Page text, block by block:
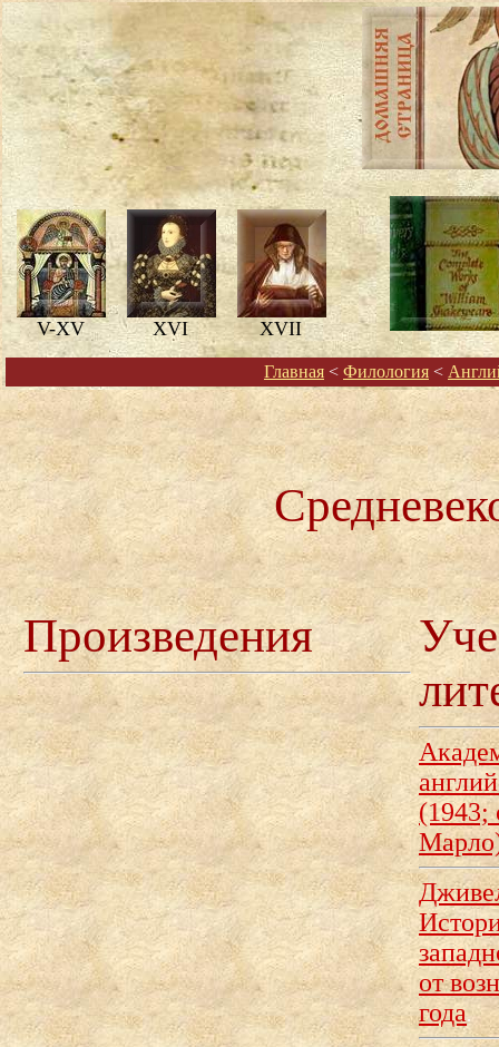
V-XV XVI XVII
Главная < Филология <
Произведения
(1943;
от
года.